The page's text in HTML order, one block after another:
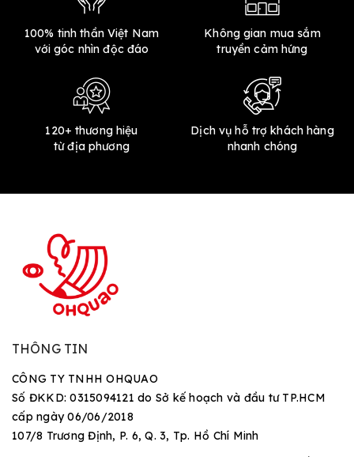
100% tinh thần Việt Nam
với góc nhìn độc đáo
Không gian mua sắm
truyền cảm hứng
120+ thương hiệu
từ địa phương
Dịch vụ hỗ trợ khách hàng
nhanh chóng
THÔNG TIN
CÔNG TY TNHH OHQUAO
Số ĐKKD: 0315094121 do Sở kế hoạch và đầu tư TP.HCM
cấp ngày 06/06/2018
107/8 Trương Định, P. 6, Q. 3, Tp. Hồ Chí Minh